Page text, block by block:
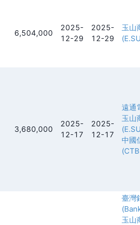
6,504,000
2025-
12-29
2025-
12-29
玉山
3,680,000
2025-
12-17
2025-
12-17
遠通
玉山
中國
臺灣
玉山